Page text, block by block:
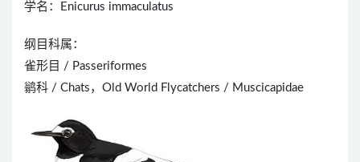
学名：Enicurus immaculatus
纲目科属：
雀形目 / Passeriformes
鹟科 / Chats，Old World Flycatchers / Muscicapidae